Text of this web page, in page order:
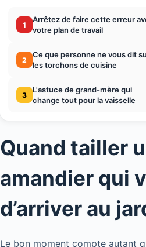
1
Arrêtez de faire cette erreur
votre plan de travail
2
Ce que personne ne vous dit
les torchons de cuisine
3
L'astuce de grand-mère qui
change tout pour la vaisselle
Quand tailler
amandier qui
d’arriver au
Le bon moment compte autant